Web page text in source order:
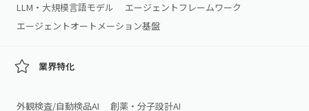
LLM・大規模言語モデル
エージェントフレームワーク
エージェントオートメーション基盤
業界特化
外観検査/自動検品AI
創薬・分子設計AI